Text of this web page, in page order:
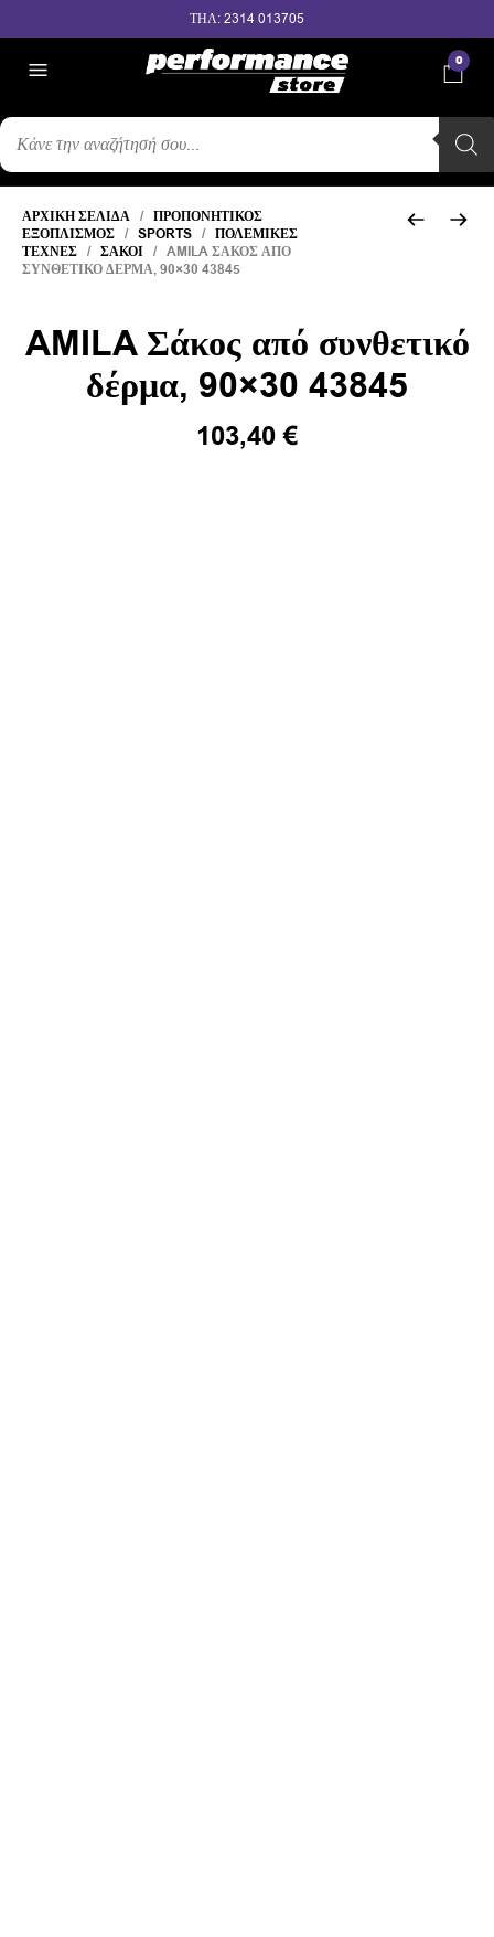
ΤΗΛ: 2314 013705
0
ΑΝΑΖΉΤΗΣΗ
ΠΡΟΪΌΝΤΩΝ
ΑΡΧΙΚΉ ΣΕΛΊΔΑ / ΠΡΟΠΟΝΗΤΙΚΌΣ
ΕΞΟΠΛΙΣΜΌΣ / SPORTS / ΠΟΛΕΜΙΚΈΣ
ΤΈΧΝΕΣ / ΣΆΚΟΙ / AMILA ΣΆΚΟΣ ΑΠΌ
ΣΥΝΘΕΤΙΚΌ ΔΈΡΜΑ, 90×30 43845
AMILA Σάκος από συνθετικό
δέρμα, 90×30 43845
103,40€